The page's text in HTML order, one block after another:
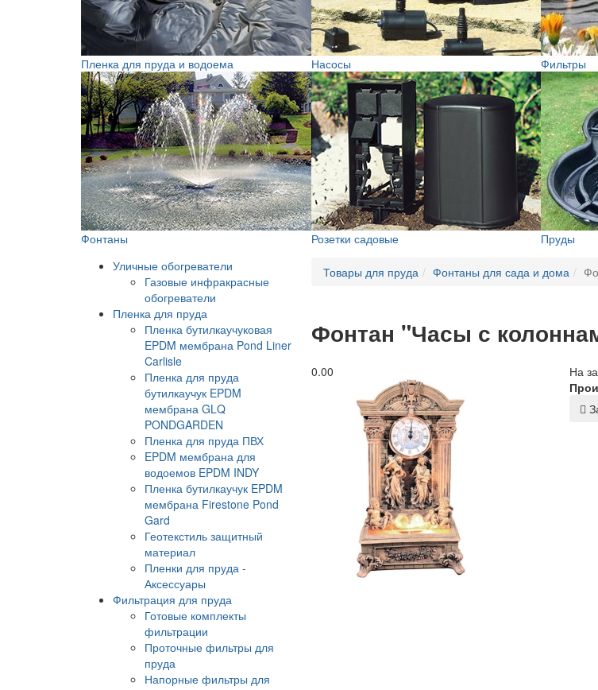
Пленка для пруда и водоема Насосы Фильтры
Фонтаны Розетки садовые Пруды
Уличные обогреватели
Газовые инфракрасные
обогреватели
Пленка для пруда
Пленка бутилкаучуковая
EPDM мембрана Pond Liner
Carlisle
Пленка для пруда
бутилкаучук EPDM
мембрана GLQ
PONDGARDEN
Пленка для пруда ПВХ
EPDM мембрана для
водоемов EPDM INDY
Пленка бутилкаучук EPDM
мембрана Firestone Pond
Gard
Геотекстиль защитный
материал
Пленки для пруда -
Аксессуары
Фильтрация для пруда
Готовые комплекты
фильтрации
Проточные фильтры для
пруда
Напорные фильтры для
Товары для пруда Фонтаны для сада и дома
Фонтан "Часы с
0.00
На